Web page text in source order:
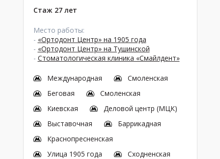
Стаж 27 лет
Место работы:
- «Ортодонт Центр» на 1905 года
- «Ортодонт Центр» на Тушинской
- Стоматологическая клиника «Смайлдент»
Международная
Смоленская
Беговая
Смоленская
Киевская
Деловой центр (МЦК)
Выставочная
Баррикадная
Краснопресненская
Улица 1905 года
Сходненская